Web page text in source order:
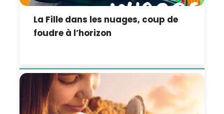
La Fille dans les nuages, coup de
foudre à l’horizon